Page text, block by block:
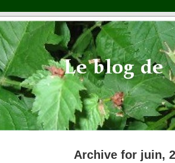
Archive for juin,